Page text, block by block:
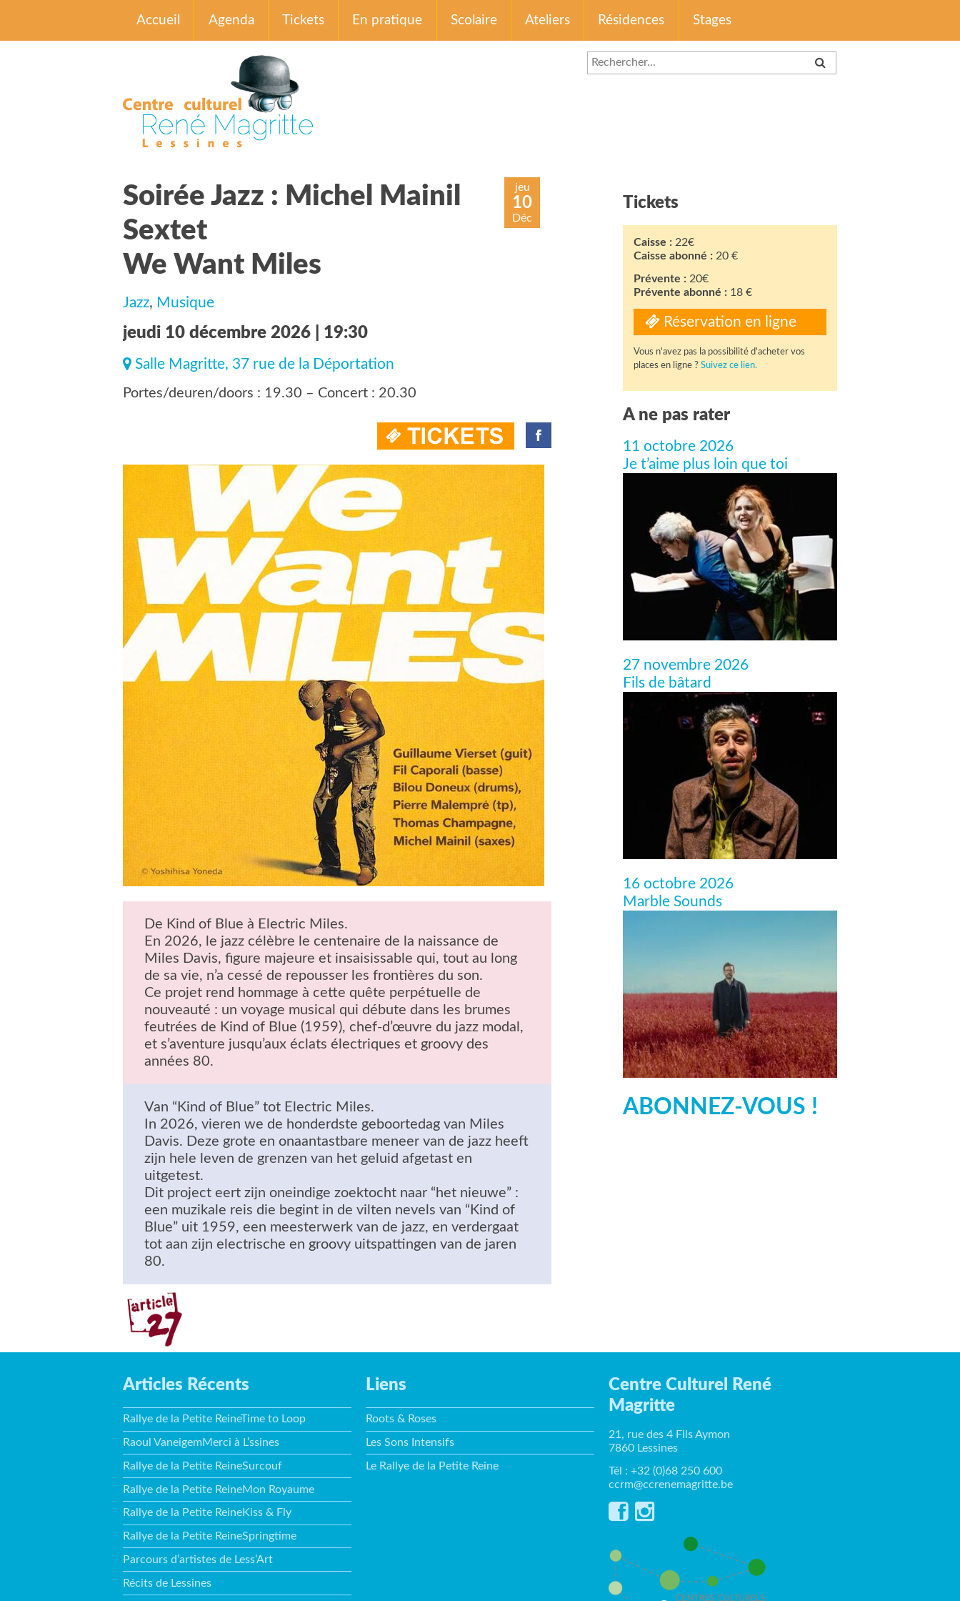
Accueil Agenda Tickets En pratique Scolaire Ateliers Résidences Stages
Soirée Jazz : Michel Mainil
Sextet
We Want Miles
jeu
10
Déc
Jazz, Musique
jeudi 10 décembre 2026 | 19:30
Salle Magritte, 37 rue de la Déportation
Portes/deuren/doors : 19.30 – Concert : 20.30
De Kind of Blue à Electric Miles.
En 2026, le jazz célèbre le centenaire de la naissance de
Miles Davis, figure majeure et insaisissable qui, tout au long
de sa vie, n’a cessé de repousser les frontières du son.
Ce projet rend hommage à cette quête perpétuelle de
nouveauté : un voyage musical qui débute dans les brumes
feutrées de Kind of Blue (1959), chef-d’œuvre du jazz modal,
et s’aventure jusqu’aux éclats électriques et groovy des
années 80.
Van “Kind of Blue” tot Electric Miles.
In 2026, vieren we de honderdste geboortedag van Miles
Davis. Deze grote en onaantastbare meneer van de jazz heeft
zijn hele leven de grenzen van het geluid afgetast en
uitgetest.
Dit project eert zijn oneindige zoektocht naar “het nieuwe” :
een muzikale reis die begint in de vilten nevels van “Kind of
Blue” uit 1959, een meesterwerk van de jazz, en verdergaat
tot aan zijn electrische en groovy uitspattingen van de jaren
80.
Tickets
Caisse : 22€
Caisse abonné : 20 €
Prévente : 20€
Prévente abonné : 18 €
Réservation en ligne
Vous n'avez pas la possibilité d'acheter vos
places en ligne ? Suivez ce lien.
A ne pas rater
11 octobre 2026
Je t’aime plus loin que toi
27 novembre 2026
Fils de bâtard
16 octobre 2026
Marble Sounds
ABONNEZ-VOUS !
Articles Récents
Rallye de la Petite ReineTime to Loop
Raoul VaneigemMerci à L’ssines
Rallye de la Petite ReineSurcouf
Rallye de la Petite ReineMon Royaume
Rallye de la Petite ReineKiss & Fly
Rallye de la Petite ReineSpringtime
Parcours d’artistes de Less’Art
Récits de Lessines
Liens
Roots & Roses
Les Sons Intensifs
Le Rallye de la Petite Reine
Centre Culturel René
Magritte
21, rue des 4 Fils Aymon
7860 Lessines
Tél : +32 (0)68 250 600
ccrm@ccrenemagritte.be